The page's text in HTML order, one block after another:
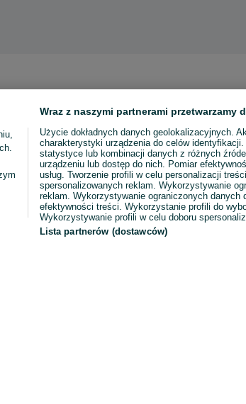
Wraz z naszymi partnerami przetwarzamy
Użycie dokładnych danych geolokalizacyjnych.
charakterystyki urządzenia do celów
statystyce lub kombinacji danych z różnych
urządzeniu lub dostęp do nich. Pomiar
usług. Tworzenie profili w celu personalizacji
spersonalizowanych reklam. Wykorzystywanie
reklam. Wykorzystywanie ograniczonych danych
efektywności treści. Wykorzystanie profili do
Wykorzystywanie profili w celu doboru
Lista partnerów (dostawców)